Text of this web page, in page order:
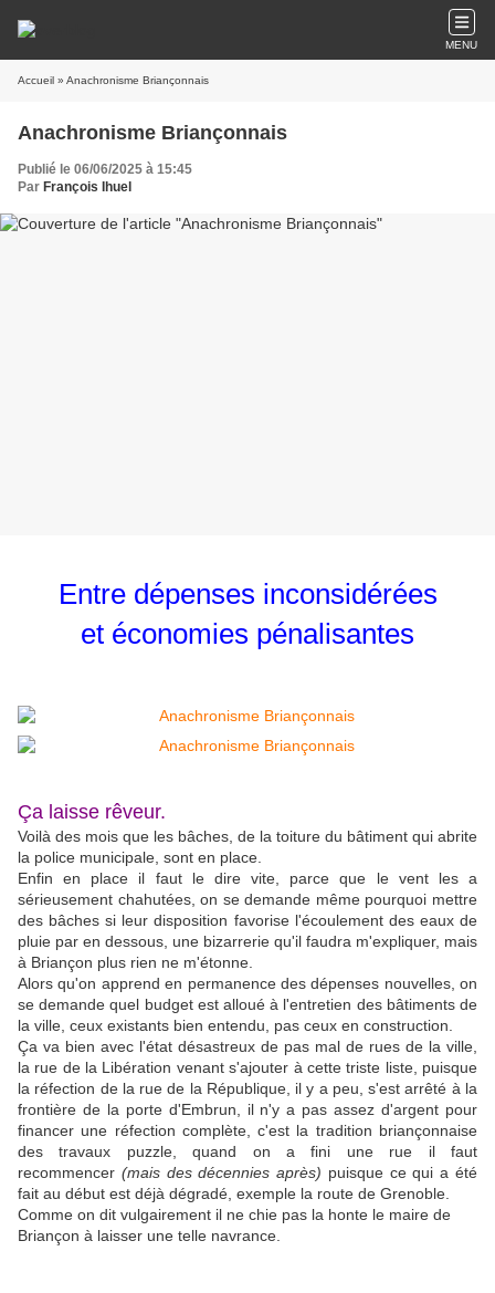
MENU
Accueil » Anachronisme Briançonnais
Anachronisme Briançonnais
Publié le 06/06/2025 à 15:45
Par François Ihuel
Entre dépenses inconsidérées
et économies pénalisantes
Ça laisse rêveur.
Voilà des mois que les bâches, de la toiture du bâtiment qui abrite
la police municipale, sont en place.
Enfin en place il faut le dire vite, parce que le vent les a
sérieusement chahutées, on se demande même pourquoi mettre
des bâches si leur disposition favorise l'écoulement des eaux de
pluie par en dessous, une bizarrerie qu'il faudra m'expliquer, mais
à Briançon plus rien ne m'étonne.
Alors qu'on apprend en permanence des dépenses nouvelles, on
se demande quel budget est alloué à l'entretien des bâtiments de
la ville, ceux existants bien entendu, pas ceux en construction.
Ça va bien avec l'état désastreux de pas mal de rues de la ville,
la rue de la Libération venant s'ajouter à cette triste liste, puisque
la réfection de la rue de la République, il y a peu, s'est arrêté à la
frontière de la porte d'Embrun, il n'y a pas assez d'argent pour
financer une réfection complète, c'est la tradition briançonnaise
des travaux puzzle, quand on a fini une rue il faut
recommencer (mais des décennies après) puisque ce qui a été
fait au début est déjà dégradé, exemple la route de Grenoble.
Comme on dit vulgairement il ne chie pas la honte le maire de
Briançon à laisser une telle navrance.